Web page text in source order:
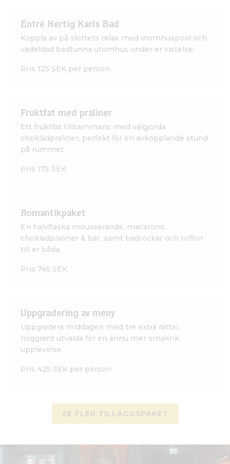
Entré Hertig Karls Bad
Koppla av på slottets relax med inomhuspool och
vedeldad badtunna utomhus under er vistelse.
Pris 125 SEK per person
Fruktfat med praliner
Ett fruktfat tillsammans med välgjorda
chokladpraliner, perfekt för en avkopplande stund
på rummet.
Pris 175 SEK
Romantikpaket
En halvflaska mousserande, macarons,
chokladpraliner & bär, samt badrockar och tofflor
till er båda.
Pris 745 SEK
Uppgradering av meny
Uppgradera middagen med tre extra rätter,
noggrant utvalda för en ännu mer smakrik
upplevelse.
Pris 425 SEK per person
SE FLER TILLÄGGSPAKET